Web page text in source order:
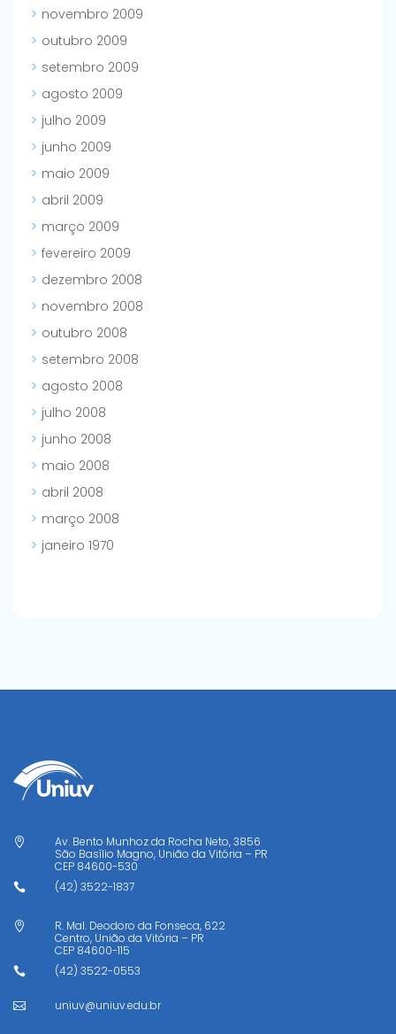
novembro 2009
outubro 2009
setembro 2009
agosto 2009
julho 2009
junho 2009
maio 2009
abril 2009
março 2009
fevereiro 2009
dezembro 2008
novembro 2008
outubro 2008
setembro 2008
agosto 2008
julho 2008
junho 2008
maio 2008
abril 2008
março 2008
janeiro 1970

Av. Bento Munhoz da Rocha Neto, 3856
São Basílio Magno, União da Vitória – PR
CEP 84600-530
 (42) 3522-1837

R. Mal. Deodoro da Fonseca, 622
Centro, União da Vitória – PR
CEP 84600-115
 (42) 3522-0553
 uniuv@uniuv.edu.br